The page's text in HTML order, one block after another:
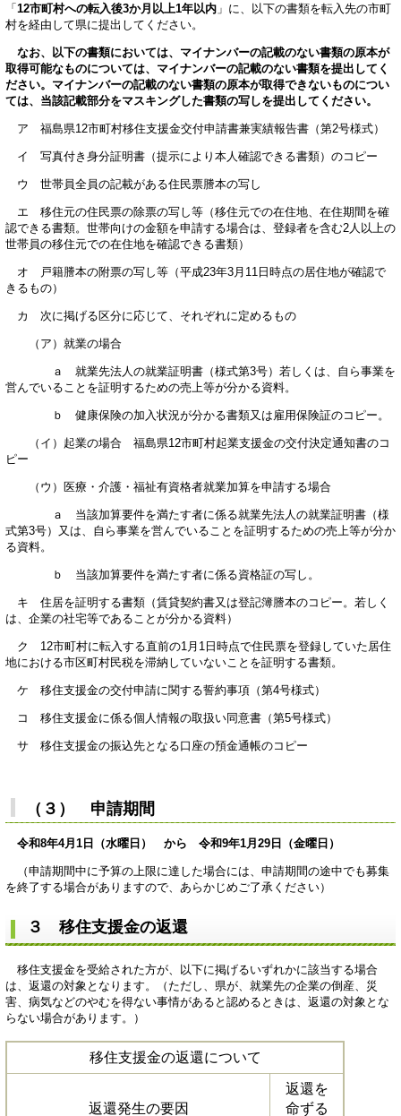
「 12市町村への転入後3か月以上1年以内 」に、以下の書類を転入先の市町
村を経由して県に提出してください。
なお、以下の書類においては、マイナンバーの記載のない書類の原本が
取得可能なものについては、マイナンバーの記載のない書類を提出してく
ださい。マイナンバーの記載のない書類の原本が取得できないものについ
ては、当該記載部分をマスキングした書類の写しを提出してください。
ア 福島県12市町村移住支援金交付申請書兼実績報告書（第2号様式）
イ 写真付き身分証明書（提示により本人確認できる書類）のコピー
ウ 世帯員全員の記載がある住民票謄本の写し
エ 移住元の住民票の除票の写し等（移住元での在住地、在住期間を確
認できる書類。世帯向けの金額を申請する場合は、登録者を含む2人以上の
世帯員の移住元での在住地を確認できる書類）
オ 戸籍謄本の附票の写し等（平成23年3月11日時点の居住地が確認で
きるもの）
カ 次に掲げる区分に応じて、それぞれに定めるもの
（ア）就業の場合
ａ 就業先法人の就業証明書（様式第3号）若しくは、自ら事業を
営んでいることを証明するための売上等が分かる資料。
ｂ 健康保険の加入状況が分かる書類又は雇用保険証のコピー。
（イ）起業の場合 福島県12市町村起業支援金の交付決定通知書のコ
ピー
（ウ）医療・介護・福祉有資格者就業加算を申請する場合
ａ 当該加算要件を満たす者に係る就業先法人の就業証明書（様
式第3号）又は、自ら事業を営んでいることを証明するための売上等が分か
る資料。
ｂ 当該加算要件を満たす者に係る資格証の写し。
キ 住居を証明する書類（賃貸契約書又は登記簿謄本のコピー。若しく
は、企業の社宅等であることが分かる資料）
ク 12市町村に転入する直前の1月1日時点で住民票を登録していた居住
地における市区町村民税を滞納していないことを証明する書類。
ケ 移住支援金の交付申請に関する誓約事項（第4号様式）
コ 移住支援金に係る個人情報の取扱い同意書（第5号様式）
サ 移住支援金の振込先となる口座の預金通帳のコピー
（３） 申請期間
令和8年4月1日（水曜日） から 令和9年1月29日（金曜日）
（申請期間中に予算の上限に達した場合には、申請期間の途中でも募集
を終了する場合がありますので、あらかじめご了承ください）
３ 移住支援金の返還
移住支援金を受給された方が、以下に掲げるいずれかに該当する場合
は、返還の対象となります。（ただし、県が、就業先の企業の倒産、災
害、病気などのやむを得ない事情があると認めるときは、返還の対象とな
らない場合があります。）
移住支援金の返還について
返還発生の要因
返還を
命ずる